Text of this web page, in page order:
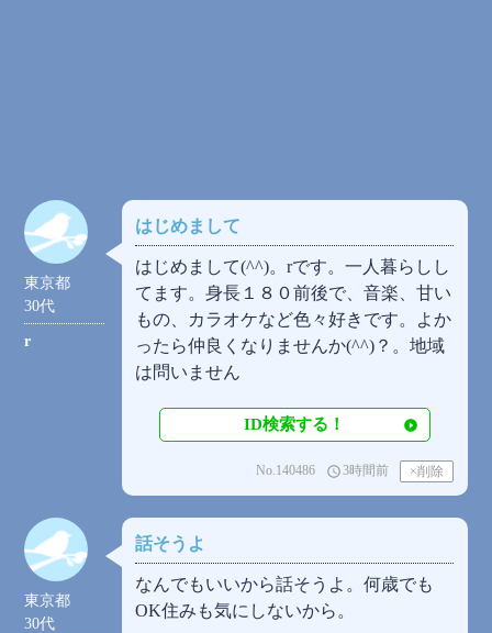
東京都
30代
r
はじめまして
はじめまして(⁠^⁠^⁠)。rです。一人暮らしし
てます。身長１８０前後で、音楽、甘い
もの、カラオケなど色々好きです。よか
ったら仲良くなりませんか(⁠^⁠^⁠)？。地域
は問いません
ID検索する！
access_time3時間前
No.140486
東京都
30代
話そうよ
なんでもいいから話そうよ。何歳でも
OK住みも気にしないから。